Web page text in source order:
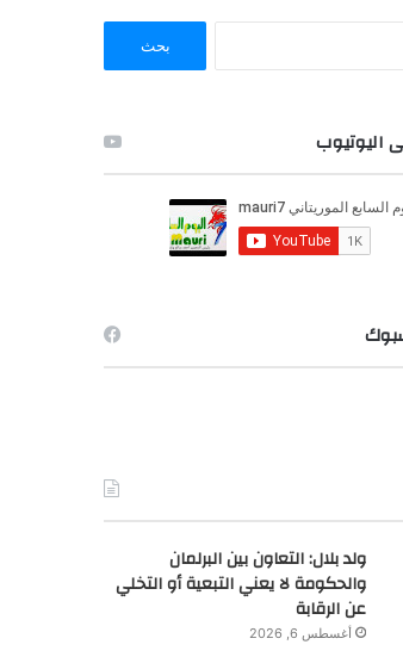
:
اليوتيوب
ولد بلال: التعاون بين البرلمان
والحكومة لا يعني التبعية أو التخلي
عن الرقابة
أغسطس 6, 2026